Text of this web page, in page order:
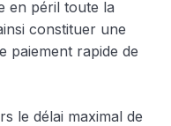
en péril toute la
constituer une
paiement rapide de
le délai maximal de